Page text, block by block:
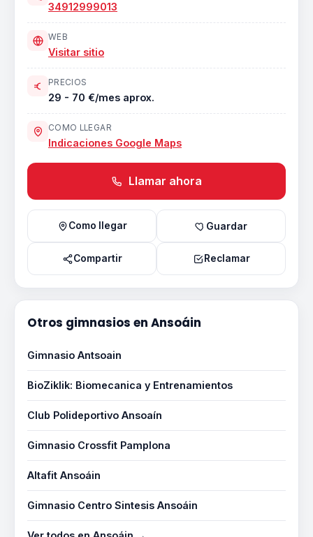
34912999013
WEB
Visitar sitio
PRECIOS
29 - 70 €/mes aprox.
COMO LLEGAR
Indicaciones Google Maps
Llamar ahora
Como llegar Guardar
Compartir Reclamar
Otros gimnasios en Ansoáin
Gimnasio Antsoain
BioZiklik: Biomecanica y Entrenamientos
Club Polideportivo Ansoaín
Gimnasio Crossfit Pamplona
Altafit Ansoáin
Gimnasio Centro Sintesis Ansoáin